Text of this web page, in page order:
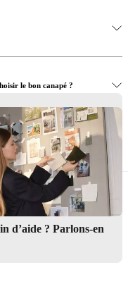
le bon canapé ?
d’aide ? Parlons-en